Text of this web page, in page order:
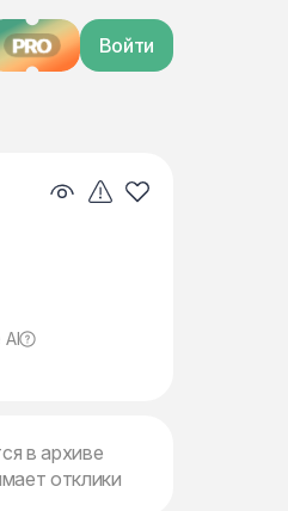
PRO Войти
AI
в архиве
отклики